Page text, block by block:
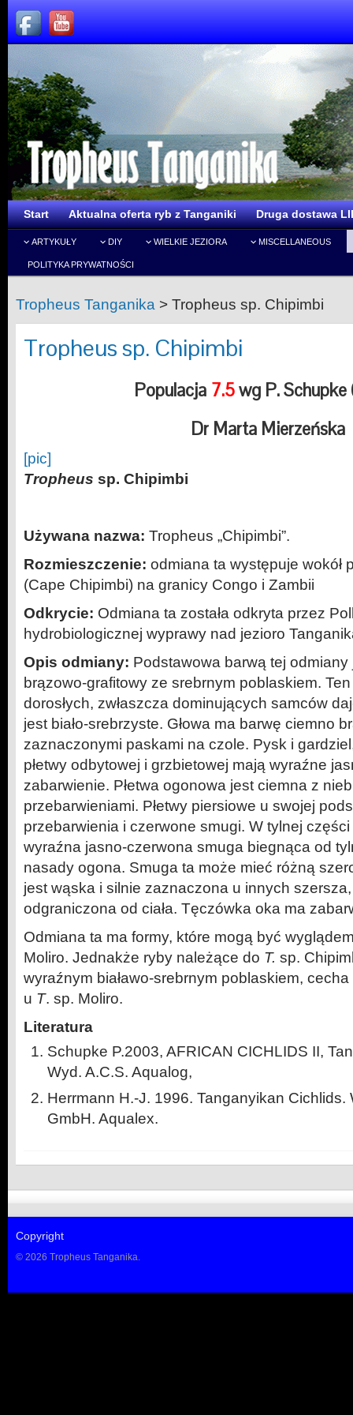
Start Aktualna oferta ryb z Tanganiki Druga dostawa
ARTYKUŁY DIY WIELKIE JEZIORA MISCELLANEOUS
POLITYKA PRYWATNOŚCI
Tropheus Tanganika > Tropheus sp. Chipimbi
Tropheus sp. Chipimbi
Populacja 7.5wg P.
Dr Marta Mierzeńska
[pic]
Tropheus sp. Chipimbi
Używana nazwa: Tropheus „Chipimbi”.
Rozmieszczenie: odmiana ta występuje wokół
(Cape Chipimbi) na granicy Congo i Zambii
Odkrycie: Odmiana ta została odkryta przez
hydrobiologicznej wyprawy nad jezioro
Opis odmiany: Podstawowa barwą tej
brązowo-grafitowy ze srebrnym poblaskiem.
dorosłych, zwłaszcza dominujących samców
jest biało-srebrzyste. Głowa ma barwę ciemno
zaznaczonymi paskami na czole. Pysk i
płetwy odbytowej i grzbietowej mają wyraźne
zabarwienie. Płetwa ogonowa jest ciemna z
przebarwieniami. Płetwy piersiowe u swojej
przebarwienia i czerwone smugi. W tylnej części
wyraźna jasno-czerwona smuga biegnąca od
nasady ogona. Smuga ta może mieć różną
jest wąska i silnie zaznaczona u innych
odgraniczona od ciała. Tęczówka oka ma
Odmiana ta ma formy, które mogą być
Moliro. Jednakże ryby należące do T. sp.
wyraźnym białawo-srebrnym poblaskiem,
u T. sp. Moliro.
Literatura
Schupke P.2003, AFRICAN CICHLIDS II,
Wyd. A.C.S. Aqualog,
Herrmann H.-J. 1996. Tanganyikan Cichlids.
GmbH. Aqualex.
Copyright
© 2026 Tropheus Tanganika.